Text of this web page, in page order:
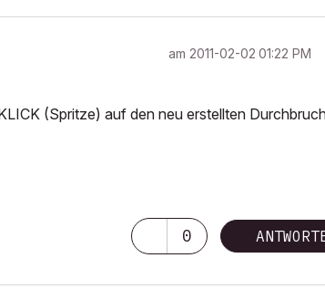
am ‎2011-02-02 01:22 PM
(Spritze) auf den neu erstellten
0